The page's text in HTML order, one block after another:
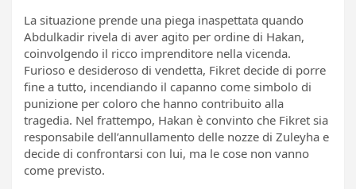
La situazione prende una piega inaspettata quando
Abdulkadir rivela di aver agito per ordine di Hakan,
coinvolgendo il ricco imprenditore nella vicenda.
Furioso e desideroso di vendetta, Fikret decide di porre
fine a tutto, incendiando il capanno come simbolo di
punizione per coloro che hanno contribuito alla
tragedia. Nel frattempo, Hakan è convinto che Fikret sia
responsabile dell’annullamento delle nozze di Zuleyha e
decide di confrontarsi con lui, ma le cose non vanno
come previsto.